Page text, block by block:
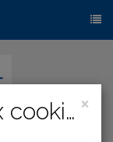
×
Politique relative aux cookies